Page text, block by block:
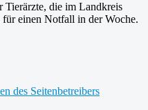
Tierärzte, die im Landkreis
einen Notfall in der Woche.
des Seitenbetreibers